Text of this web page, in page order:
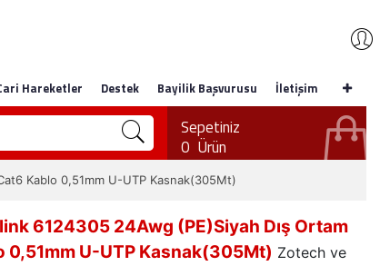
Hareketler Destek Bayilik Başvurusu İletişim
Sepetiniz
0 Ürün
Kablo 0,51mm U-UTP Kasnak(305Mt)
6124305 24Awg (PE)Siyah Dış Ortam
0,51mm U-UTP Kasnak(305Mt) Zotech ve